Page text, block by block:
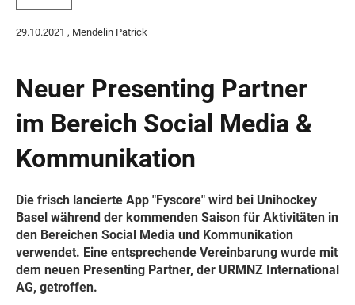
29.10.2021 , Mendelin Patrick
Neuer Presenting Partner
im Bereich Social Media &
Kommunikation
Die frisch lancierte App "Fyscore" wird bei Unihockey
Basel während der kommenden Saison für Aktivitäten in
den Bereichen Social Media und Kommunikation
verwendet. Eine entsprechende Vereinbarung wurde mit
dem neuen Presenting Partner, der URMNZ International
AG, getroffen.